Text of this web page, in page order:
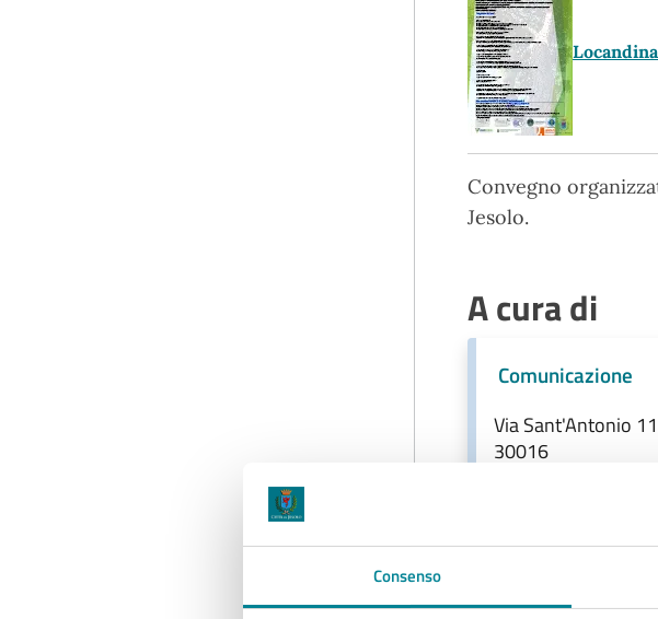
Consenso
Convegno
Jesolo.
A cura di
Comunicazione
Via Sant'Antonio
30016